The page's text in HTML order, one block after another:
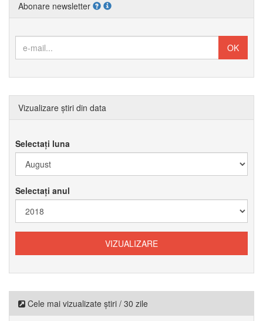
Abonare newsletter
Vizualizare știri din data
Selectați luna
Selectați anul
Cele mai vizualizate știri / 30 zile